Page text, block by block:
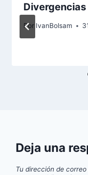
Divergencias
Por IvanBolsam
Deja una
Tu dirección de